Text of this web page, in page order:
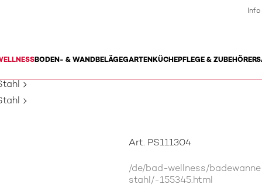
BODEN- & WANDBELÄGEGARTENKÜCHEPFLEGE & ZUBEHÖR
Info
Art. PS111304
/de/bad-wellness/
stahl/-155345.html